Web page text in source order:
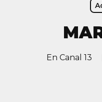
En Canal 13